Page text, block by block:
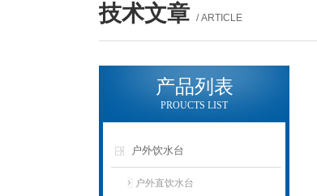
技术文章 / ARTICLE
产品列表
PROUCTS LIST
户外饮水台
户外直饮水台